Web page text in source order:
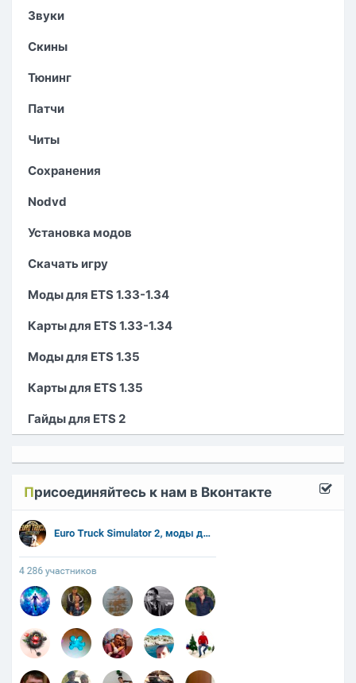
Звуки
Скины
Тюнинг
Патчи
Читы
Сохранения
Nodvd
Установка модов
Скачать игру
Моды для ETS 1.33-1.34
Карты для ETS 1.33-1.34
Моды для ETS 1.35
Карты для ETS 1.35
Гайды для ETS 2
Присоединяйтесь к нам в Вконтакте